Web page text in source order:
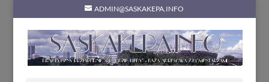
ADMIN@SASKAKEPA.INFO